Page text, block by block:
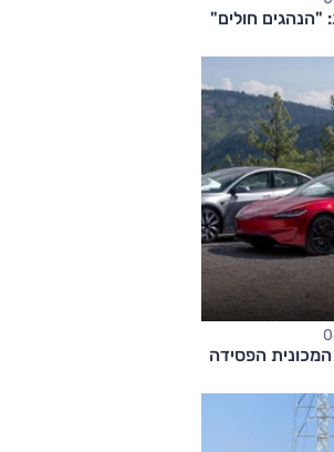
חולים"
הפסידה